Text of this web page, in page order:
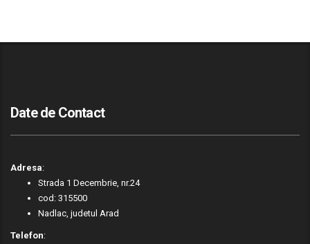
Date de Contact
Adresa:
Strada 1 Decembrie, nr.24
cod: 315500
Nadlac, judetul Arad
Telefon: